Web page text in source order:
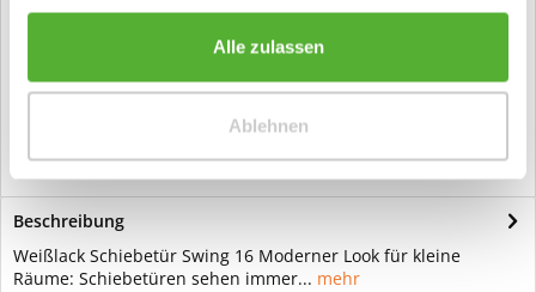
Alle zulassen
Ablehnen
Widerruf / der Rückgabe
ausgeschlossen.
Vorteile
Kostenloser Versand ab € 2000,- Bestellwert
Beschreibung
Weißlack Schiebetür Swing 16 Moderner Look für kleine
Räume: Schiebetüren sehen immer... mehr